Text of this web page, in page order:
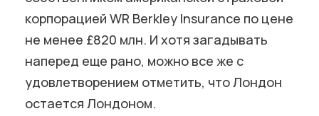
корпорацией WR Berkley Insurance по цене
не менее £820 млн. И хотя загадывать
наперед еще рано, можно все же с
удовлетворением отметить, что Лондон
остается Лондоном.